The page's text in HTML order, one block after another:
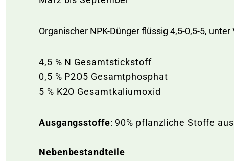
Organischer NPK-Dünger flüssig 4,5-0,5-5,
4,5 % N Gesamtstickstoff
0,5 % P2O5 Gesamtphosphat
5 % K2O Gesamtkaliumoxid
Ausgangsstoffe: 90% pflanzliche Stoffe
Nebenbestandteile